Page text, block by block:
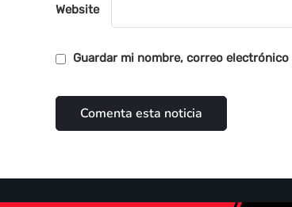
Website
Guardar mi nombre, correo